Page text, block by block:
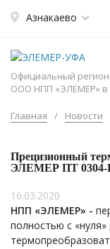
Азнакаево
Официальный
ООО НПП «ЭЛЕМЕР» в
Главная / Новости
Прецизионный
ЭЛЕМЕР ПТ
16.03.2020
НПП «ЭЛЕМЕР» -
полностью с